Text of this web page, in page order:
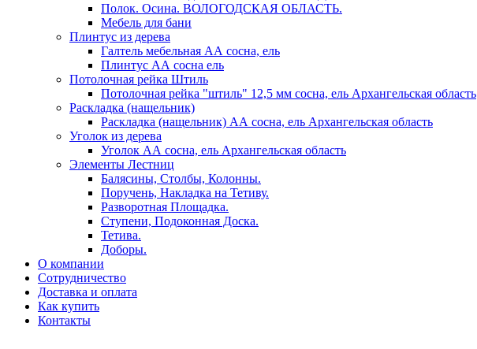
Полок. Осина. ВОЛОГОДСКАЯ ОБЛАСТЬ.
Мебель для бани
Плинтус из дерева
Галтель мебельная АА сосна, ель
Плинтус АА сосна ель
Потолочная рейка Штиль
Потолочная рейка "штиль" 12,5 мм сосна, ель Архангельская область
Раскладка (нащельник)
Раскладка (нащельник) АА сосна, ель Архангельская область
Уголок из дерева
Уголок АА сосна, ель Архангельская область
Элементы Лестниц
Балясины, Столбы, Колонны.
Поручень, Накладка на Тетиву.
Разворотная Площадка.
Ступени, Подоконная Доска.
Тетива.
Доборы.
О компании
Сотрудничество
Доставка и оплата
Как купить
Контакты